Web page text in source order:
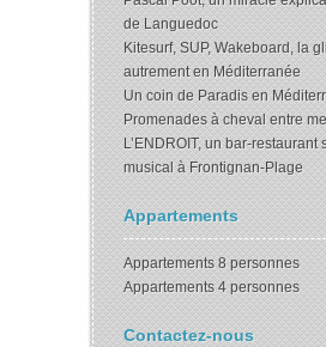
de Languedoc
Kitesurf, SUP, Wakeboard, la
autrement en Méditerranée
Un coin de Paradis en
Promenades à cheval entre
L’ENDROIT, un bar-restaurant
musical à Frontignan-Plage
Appartements
Appartements 8 personnes
Appartements 4 personnes
Contactez-nous